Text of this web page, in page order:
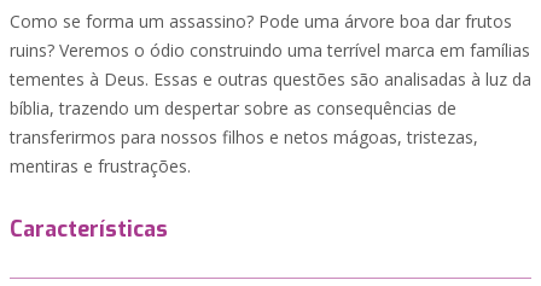
Como se forma um assassino? Pode uma árvore boa dar frutos
ruins? Veremos o ódio construindo uma terrível marca em famílias
tementes à Deus. Essas e outras questões são analisadas à luz da
bíblia, trazendo um despertar sobre as consequências de
transferirmos para nossos filhos e netos mágoas, tristezas,
mentiras e frustrações.
Características